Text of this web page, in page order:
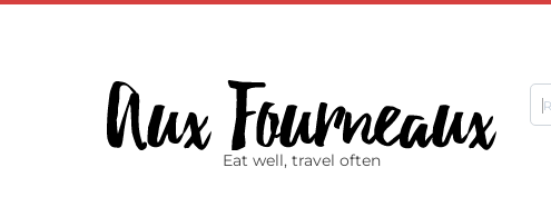
Eat well, travel often